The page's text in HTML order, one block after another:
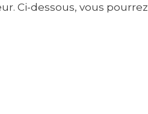
Ci-dessous, vous pourrez